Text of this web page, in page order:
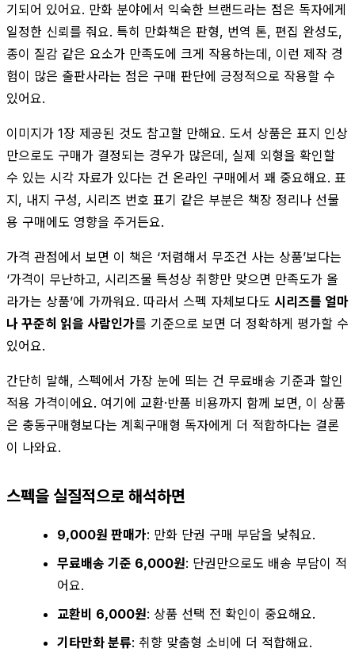
기되어 있어요. 만화 분야에서 익숙한 브랜드라는 점은 독자에게
일정한 신뢰를 줘요. 특히 만화책은 판형, 번역 톤, 편집 완성도,
종이 질감 같은 요소가 만족도에 크게 작용하는데, 이런 제작 경
험이 많은 출판사라는 점은 구매 판단에 긍정적으로 작용할 수
있어요.
이미지가 1장 제공된 것도 참고할 만해요. 도서 상품은 표지 인상
만으로도 구매가 결정되는 경우가 많은데, 실제 외형을 확인할
수 있는 시각 자료가 있다는 건 온라인 구매에서 꽤 중요해요. 표
지, 내지 구성, 시리즈 번호 표기 같은 부분은 책장 정리나 선물
용 구매에도 영향을 주거든요.
가격 관점에서 보면 이 책은 ‘저렴해서 무조건 사는 상품’보다는
‘가격이 무난하고, 시리즈물 특성상 취향만 맞으면 만족도가 올
라가는 상품’에 가까워요. 따라서 스펙 자체보다도 시리즈를 얼마
나 꾸준히 읽을 사람인가를 기준으로 보면 더 정확하게 평가할 수
있어요.
간단히 말해, 스펙에서 가장 눈에 띄는 건 무료배송 기준과 할인
적용 가격이에요. 여기에 교환·반품 비용까지 함께 보면, 이 상품
은 충동구매형보다는 계획구매형 독자에게 더 적합하다는 결론
이 나와요.
스펙을 실질적으로 해석하면
9,000원 판매가: 만화 단권 구매 부담을 낮춰요.
무료배송 기준 6,000원: 단권만으로도 배송 부담이 적
어요.
교환비 6,000원: 상품 선택 전 확인이 중요해요.
기타만화 분류: 취향 맞춤형 소비에 더 적합해요.